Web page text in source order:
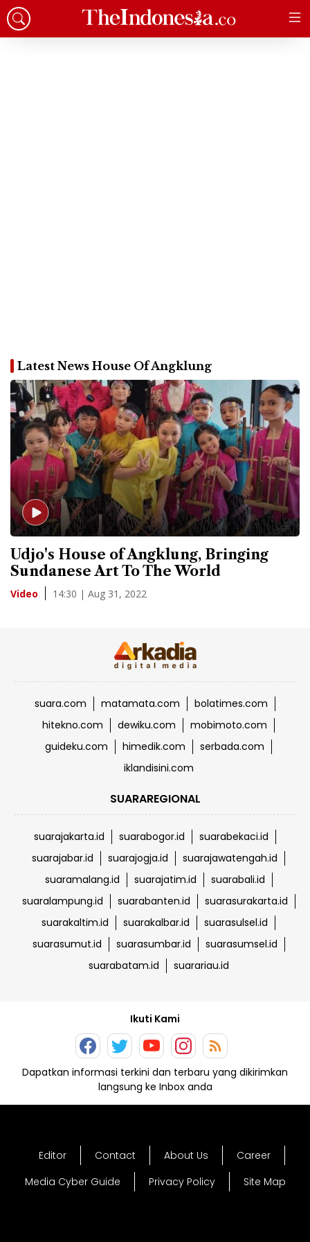
Latest News House Of Angklung
Udjo's House of Angklung, Bringing
Sundanese Art To The World
Video 14:30 | Aug 31, 2022
suara.com matamata.com
bolatimes.com
hitekno.com
dewiku.com
mobimoto.com
guideku.com
himedik.com
serbada.com
iklandisini.com
SUARAREGIONAL
suarajakarta.id suarabogor.id
suarabekaci.id
suarajabar.id
suarajogja.id
suarajawatengah.id
suaramalang.id
suarajatim.id
suarabali.id
suaralampung.id
suarabanten.id
suarasurakarta.id
suarakaltim.id
suarakalbar.id
suarasulsel.id
suarasumut.id
suarasumbar.id
suarasumsel.id
suarabatam.id
suarariau.id
Ikuti Kami
Dapatkan informasi terkini dan terbaru yang dikirimkan
langsung ke Inbox anda
Editor Contact About Us
Career
Media Cyber Guide
Privacy Policy Site Map